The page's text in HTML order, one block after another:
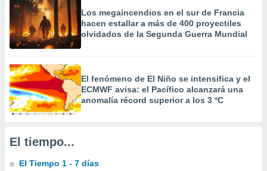
crear un
la
contenido
medir el
de la
el
de
de
Los megaincendios en el sur de Francia
hacen estallar a más de 400 proyectiles
olvidados de la Segunda Guerra Mundial
El fenómeno de El Niño se intensifica y el
ECMWF avisa: el Pacífico alcanzará una
anomalía récord superior a los 3 ºC
El tiempo...
El Tiempo 1 - 7 días